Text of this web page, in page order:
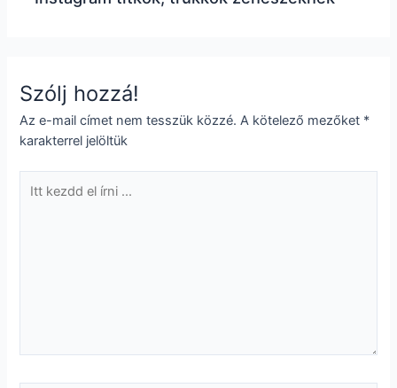
Szólj hozzá!
Az e-mail címet nem tesszük közzé. A kötelező mezőket *
karakterrel jelöltük
kezdd